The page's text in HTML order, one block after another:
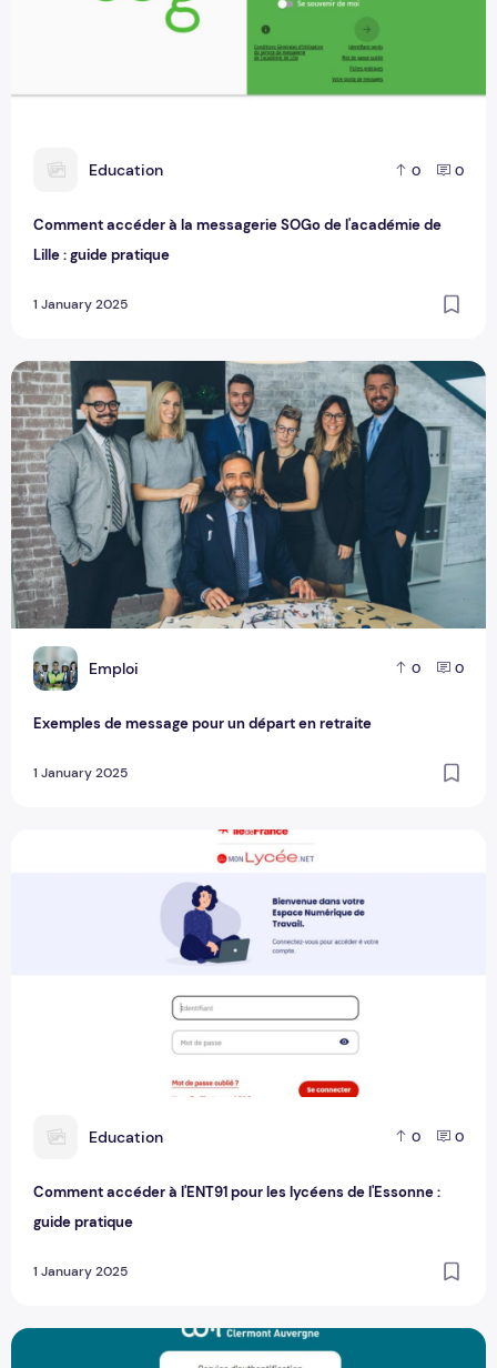
E Education 0 0
Comment accéder à la messagerie SOGo de l'académie de
Lille : guide pratique
1 January 2025
E Emploi 0 0
Exemples de message pour un départ en retraite
1 January 2025
Exemples de message pour un départ en retraite
E Education 0 0
Comment accéder à l'ENT91 pour les lycéens de l'Essonne :
guide pratique
1 January 2025
Comment accéder à l'ENT91 pour les lycéens de l'Essonne
Comment accéder à l'ENT UCA : guide pratique pour les